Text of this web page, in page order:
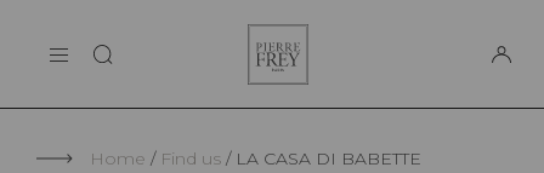
THE MAISON
Frey
Home Find us LA CASA DI BABETTE